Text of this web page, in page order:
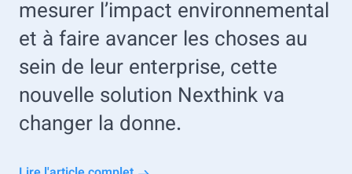
mesurer l’impact environnemental
et à faire avancer les choses au
sein de leur enterprise, cette
nouvelle solution Nexthink va
changer la donne.